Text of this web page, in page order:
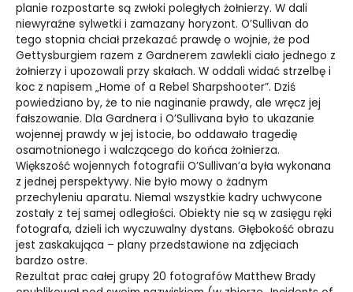
planie rozpostarte są zwłoki poległych żołnierzy. W dali
niewyraźne sylwetki i zamazany horyzont. O’Sullivan do
tego stopnia chciał przekazać prawdę o wojnie, że pod
Gettysburgiem razem z Gardnerem zawlekli ciało jednego z
żołnierzy i upozowali przy skałach. W oddali widać strzelbę i
koc z napisem „Home of a Rebel Sharpshooter”. Dziś
powiedziano by, że to nie naginanie prawdy, ale wręcz jej
fałszowanie. Dla Gardnera i O’Sullivana było to ukazanie
wojennej prawdy w jej istocie, bo oddawało tragedię
osamotnionego i walczącego do końca żołnierza.
Większość wojennych fotografii O’Sullivan’a była wykonana
z jednej perspektywy. Nie było mowy o żadnym
przechyleniu aparatu. Niemal wszystkie kadry uchwycone
zostały z tej samej odległości. Obiekty nie są w zasięgu ręki
fotografa, dzieli ich wyczuwalny dystans. Głębokość obrazu
jest zaskakująca – plany przedstawione na zdjęciach
bardzo ostre.
Rezultat prac całej grupy 20 fotografów Matthew Brady